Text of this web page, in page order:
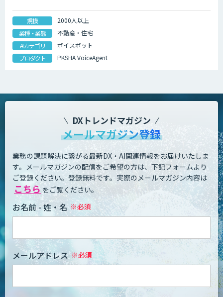
規模
2000人以上
業種・業態
不動産・住宅
AIカテゴリ
ボイスボット
プロダクト
PKSHA VoiceAgent
DXトレンドマガジン
メールマガジン登録
業務の課題解決に繋がる最新DX・AI関連情報をお届けいたしま
す。 メールマガジンの配信をご希望の方は、下記フォームより
ご登録ください。登録無料です。 実際のメールマガジン内容は
こちら をご覧ください。
お名前 - 姓・名
メールアドレス